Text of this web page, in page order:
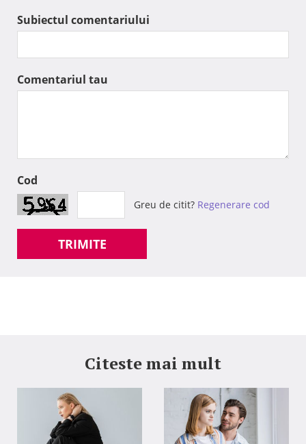
Subiectul comentariului
Comentariul tau
Cod
Greu de citit? Regenerare cod
TRIMITE
Citeste mai mult